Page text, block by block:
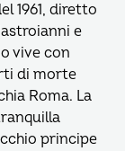
1961, diretto
e
vive con
di morte
Roma. La
principe